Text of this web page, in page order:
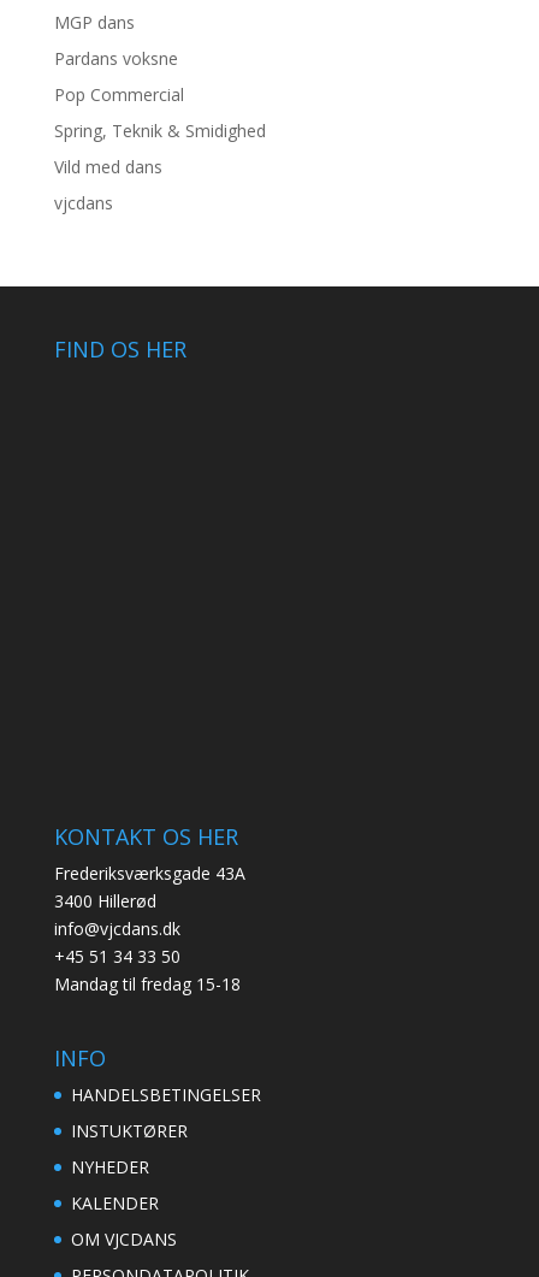
MGP dans
Pardans voksne
Pop Commercial
Spring, Teknik & Smidighed
Vild med dans
vjcdans
FIND OS HER
KONTAKT OS HER
Frederiksværksgade 43A
3400 Hillerød
info@vjcdans.dk
+45 51 34 33 50
Mandag til fredag 15-18
INFO
HANDELSBETINGELSER
INSTUKTØRER
NYHEDER
KALENDER
OM VJCDANS